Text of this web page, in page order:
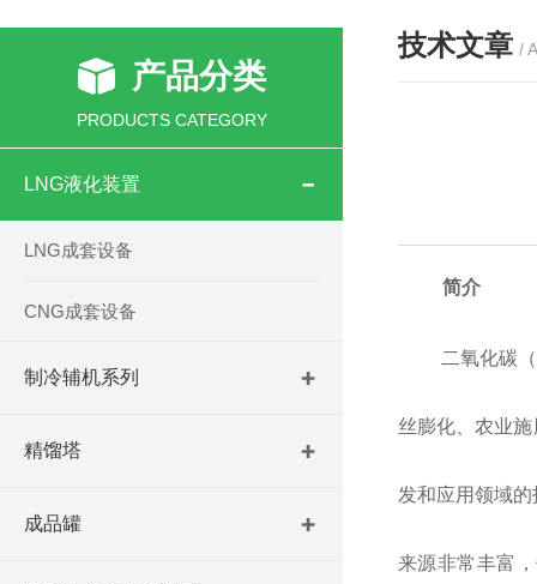
产品分类
PRODUCTS CATEGORY
LNG液化装置
LNG成套设备
CNG成套设备
制冷辅机系列
精馏塔
成品罐
技术文章 /
简介
二氧化碳（
丝膨化、农业
发和应用领域
来源非常丰富